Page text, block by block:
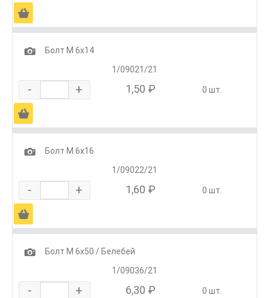
Ä
1
Болт М 6х14
1/09021/21
- + 1,50 ₽ 0 шт.
Ä
1
Болт М 6х16
1/09022/21
- + 1,60 ₽ 0 шт.
Ä
1
Болт М 6х50 / Белебей
1/09036/21
- + 6,30 ₽ 0 шт.